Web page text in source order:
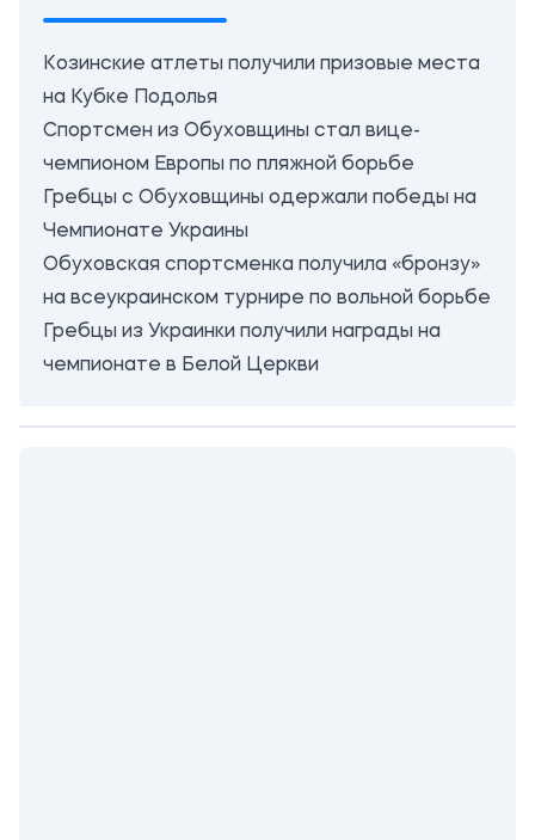
Козинские атлеты получили призовые места
на Кубке Подолья
Спортсмен из Обуховщины стал вице-
чемпионом Европы по пляжной борьбе
Гребцы с Обуховщины одержали победы на
Чемпионате Украины
Обуховская спортсменка получила «бронзу»
на всеукраинском турнире по вольной борьбе
Гребцы из Украинки получили награды на
чемпионате в Белой Церкви